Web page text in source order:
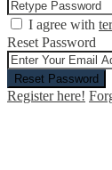
I agree with
Reset Password
Reset Password
Register here!